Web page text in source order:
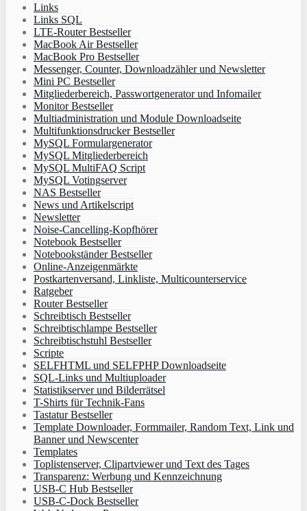
Links
Links SQL
LTE-Router Bestseller
MacBook Air Bestseller
MacBook Pro Bestseller
Messenger, Counter, Downloadzähler und Newsletter
Mini PC Bestseller
Mitgliederbereich, Passwortgenerator und Infomailer
Monitor Bestseller
Multiadministration und Module Downloadseite
Multifunktionsdrucker Bestseller
MySQL Formulargenerator
MySQL Mitgliederbereich
MySQL MultiFAQ Script
MySQL Votingserver
NAS Bestseller
News und Artikelscript
Newsletter
Noise-Cancelling-Kopfhörer
Notebook Bestseller
Notebookständer Bestseller
Online-Anzeigenmärkte
Postkartenversand, Linkliste, Multicounterservice
Ratgeber
Router Bestseller
Schreibtisch Bestseller
Schreibtischlampe Bestseller
Schreibtischstuhl Bestseller
Scripte
SELFHTML und SELFPHP Downloadseite
SQL-Links und Multiuploader
Statistikserver und Bilderrätsel
T-Shirts für Technik-Fans
Tastatur Bestseller
Template Downloader, Formmailer, Random Text, Link und
Banner und Newscenter
Templates
Toplistenserver, Clipartviewer und Text des Tages
Transparenz: Werbung und Kennzeichnung
USB-C Hub Bestseller
USB-C-Dock Bestseller